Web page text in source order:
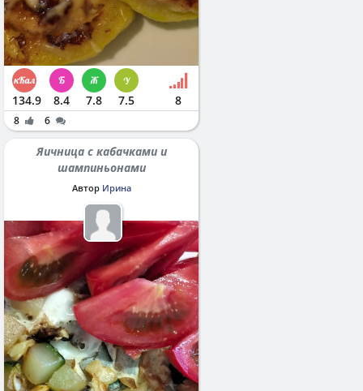
134.9 8.4 7.8 7.5 8
8 6
Яичница с кабачками и
шампиньонами
Автор Ирина